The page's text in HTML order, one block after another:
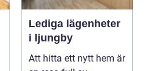
Lediga lägenheter
i ljungby
Att hitta ett nytt hem är